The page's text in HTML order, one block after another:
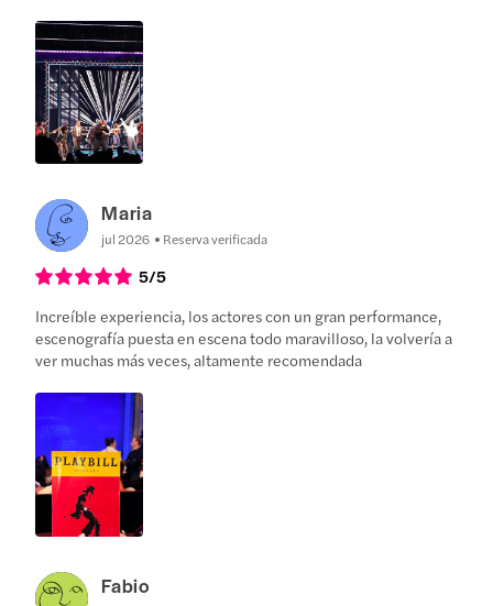
Maria
jul 2026 Reserva verificada
5/5
Increíble experiencia, los actores con un gran performance,
escenografía puesta en escena todo maravilloso, la volvería a
ver muchas más veces, altamente recomendada
Fabio